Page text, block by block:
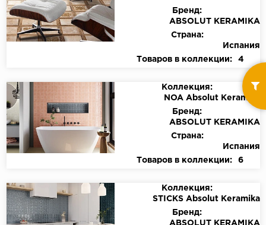
Бренд:
ABSOLUT KERAMIKA
Страна:
Испания
Товаров в коллекции:
4
Коллекция:
NOA Absolut Keramika
Бренд:
ABSOLUT KERAMIKA
Страна:
Испания
Товаров в коллекции:
6
Коллекция:
STICKS Absolut Keramika
Бренд:
ABSOLUT KERAMIKA